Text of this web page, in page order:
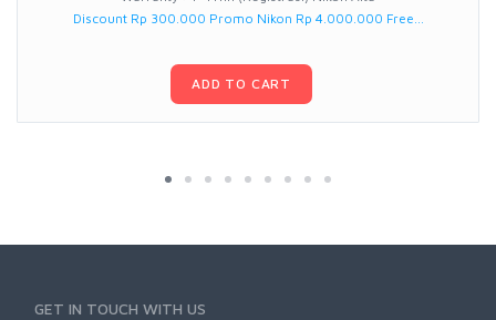
Discount Rp 300.000 Promo Nikon Rp 4.000.000 Free...
ADD TO CART
GET IN TOUCH WITH US